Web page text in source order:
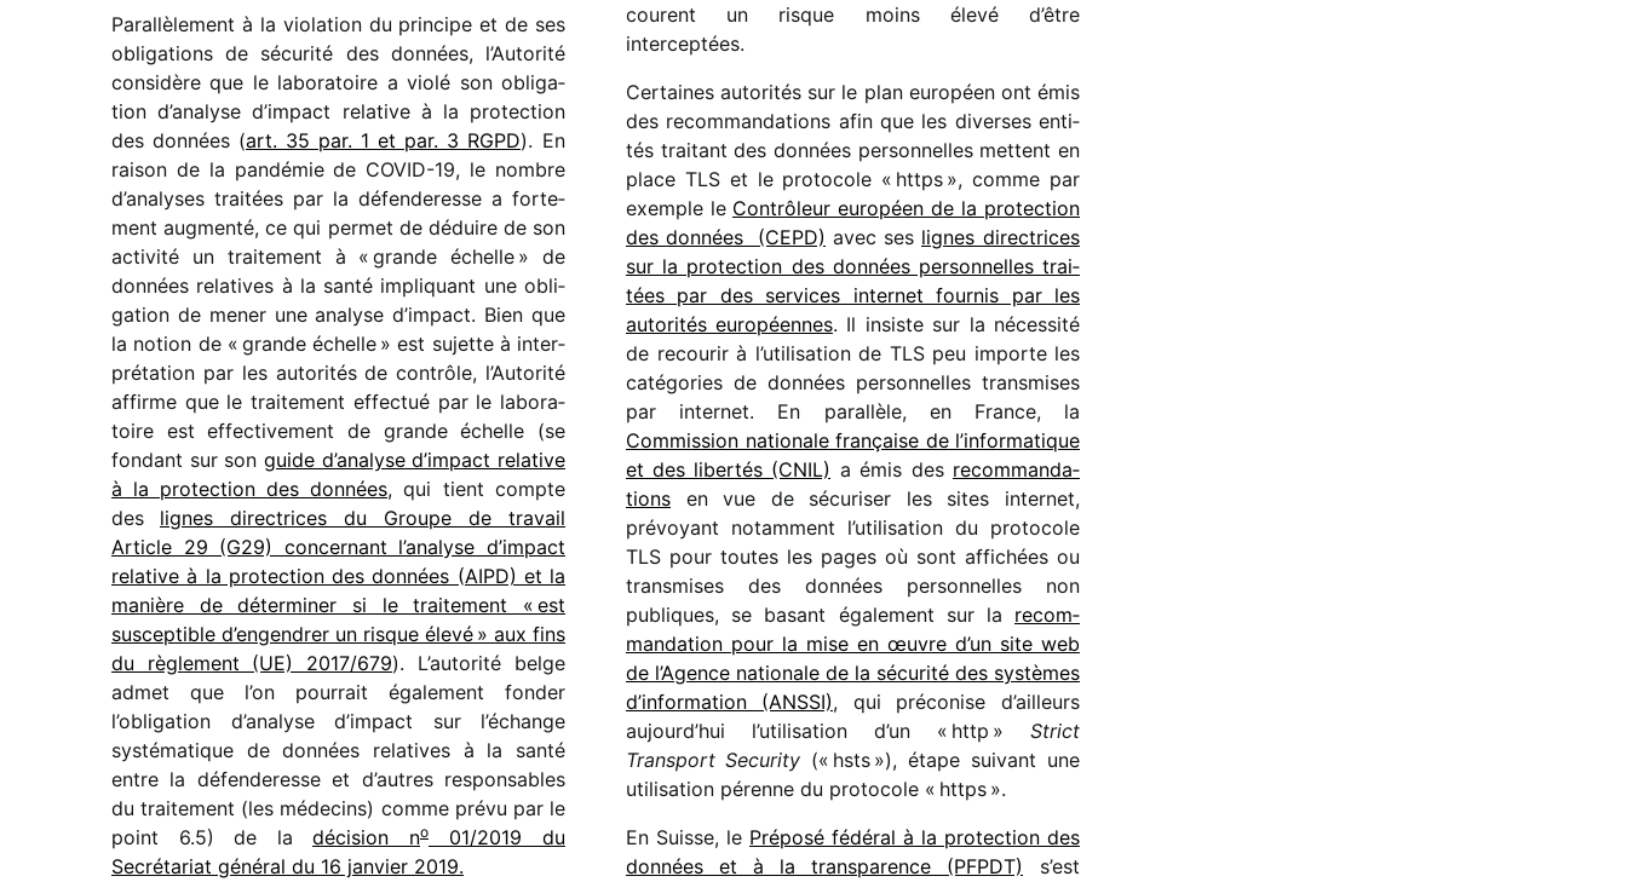
Parallèlement à la viola­tion du prin­cipe et de ses
obli­ga­tions de sécu­rité des données, l’Autorité
consi­dère que le labo­ra­toire a violé son obli­ga­
tion d’analyse d’impact rela­tive à la protec­tion
des données (art. 35 par. 1 et par. 3 RGPD). En
raison de la pandé­mie de COVID-19, le nombre
d’analyses trai­tées par la défen­de­resse a forte­
ment augmenté, ce qui permet de déduire de son
acti­vité un trai­te­ment à « grande échelle » de
données rela­tives à la santé impli­quant une obli­
ga­tion de mener une analyse d’impact. Bien que
la notion de « grande échelle » est sujette à inter­
pré­ta­tion par les auto­ri­tés de contrôle, l’Autorité
affirme que le trai­te­ment effec­tué par le labo­ra­
toire est effec­ti­ve­ment de grande échelle (se
fondant sur son guide d’analyse d’impact rela­tive
à la protec­tion des données, qui tient compte
des lignes direc­trices du Groupe de travail
Article 29 (G29) concer­nant l’analyse d’impact
rela­tive à la protec­tion des données (AIPD) et la
manière de déter­mi­ner si le trai­te­ment « est
suscep­tible d’engendrer un risque élevé » aux fins
du règle­ment (UE) 2017/​679). L’autorité belge
admet que l’on pour­rait égale­ment fonder
l’obligation d’analyse d’impact sur l’échange
systé­ma­tique de données rela­tives à la santé
entre la défen­de­resse et d’autres respon­sables
du trai­te­ment (les méde­cins) comme prévu par le
point 6.5) de la déci­sion no
01/​2019 du
Secrétariat géné­ral du 16 janvier 2019.
courent un risque moins élevé d’être
interceptées.
Certaines auto­ri­tés sur le plan euro­péen ont émis
des recom­man­da­tions afin que les diverses enti­
tés trai­tant des données person­nelles mettent en
place TLS et le proto­cole « https », comme par
exemple le Contrôleur euro­péen de la protec­tion
des données (CEPD) avec ses lignes direc­trices
sur la protec­tion des données person­nelles trai­
tées par des services inter­net four­nis par les
auto­ri­tés euro­péennes. Il insiste sur la néces­sité
de recou­rir à l’utilisation de TLS peu importe les
caté­go­ries de données person­nelles trans­mises
par inter­net. En paral­lèle, en France, la
Commission natio­nale fran­çaise de l’informatique
et des liber­tés (CNIL) a émis des recom­man­da­
tions en vue de sécu­ri­ser les sites inter­net,
prévoyant notam­ment l’utilisation du proto­cole
TLS pour toutes les pages où sont affi­chées ou
trans­mises des données person­nelles non
publiques, se basant égale­ment sur la recom­
man­da­tion pour la mise en œuvre d’un site web
de l’Agence natio­nale de la sécu­rité des systèmes
d’information (ANSSI), qui préco­nise d’ailleurs
aujourd’hui l’utilisation d’un « http » Strict
Transport Security (« hsts »), étape suivant une
utili­sa­tion pérenne du proto­cole « https ».
En Suisse, le Préposé fédé­ral à la protec­tion des
données et à la trans­pa­rence (PFPDT) s’est